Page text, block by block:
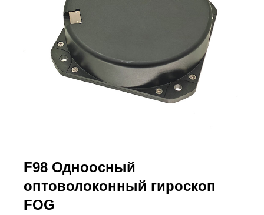
F98 Одноосный
оптоволоконный гироскоп
FOG